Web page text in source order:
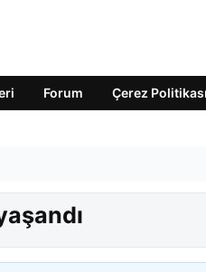
Forum Çerez Politikası